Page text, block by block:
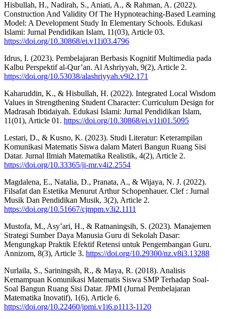
Hisbullah, H., Nadirah, S., Aniati, A., & Rahman, A. (2022).
Construction And Validity Of The Hypnoteaching-Based Learning
Model: A Development Study In Elementary Schools. Edukasi
Islami: Jurnal Pendidikan Islam, 11(03), Article 03.
https://doi.org/10.30868/ei.v11i03.4796
Idrus, I. (2023). Pembelajaran Berbasis Kognitif Multimedia pada
Kalbu Perspektif al-Qur’an. Al Ashriyyah, 9(2), Article 2.
https://doi.org/10.53038/alashriyyah.v9i2.171
Kaharuddin, K., & Hisbullah, H. (2022). Integrated Local Wisdom
Values in Strengthening Student Character: Curriculum Design for
Madrasah Ibtidaiyah. Edukasi Islami: Jurnal Pendidikan Islam,
11(01), Article 01. https://doi.org/10.30868/ei.v11i01.5095
Lestari, D., & Kusno, K. (2023). Studi Literatur: Keterampilan
Komunikasi Matematis Siswa dalam Materi Bangun Ruang Sisi
Datar. Jurnal Ilmiah Matematika Realistik, 4(2), Article 2.
https://doi.org/10.33365/ji-mr.v4i2.2554
Magdalena, E., Natalia, D., Pranata, A., & Wijaya, N. J. (2022).
Filsafat dan Estetika Menurut Arthur Schopenhauer. Clef : Jurnal
Musik Dan Pendidikan Musik, 3(2), Article 2.
https://doi.org/10.51667/cjmpm.v3i2.1111
Mustofa, M., Asy’ari, H., & Ratnaningsih, S. (2023). Manajemen
Strategi Sumber Daya Manusia Guru di Sekolah Dasar:
Mengungkap Praktik Efektif Retensi untuk Pengembangan Guru.
Annizom, 8(3), Article 3. https://doi.org/10.29300/nz.v8i3.13288
Nurlaila, S., Sariningsih, R., & Maya, R. (2018). Analisis
Kemampuan Komunikasi Matematis Siswa SMP Terhadap Soal-
Soal Bangun Ruang Sisi Datar. JPMI (Jurnal Pembelajaran
Matematika Inovatif), 1(6), Article 6.
https://doi.org/10.22460/jpmi.v1i6.p1113-1120